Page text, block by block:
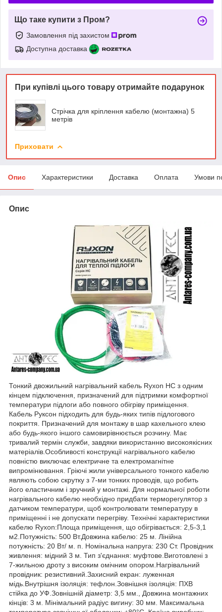
Що таке купити з Пром?
Замовлення під захистом
Доступна доставка
При купівлі цього товару отримайте подарунок
Стрічка для кріплення кабелю (монтажна) 5
метрів
Приховати
Опис Характеристики Доставка Оплата Умови
Опис
Тонкий двожильний нагрівальний кабель Ryxon HC з одним
кінцем підключення, призначений для підтримки комфортної
температури підлоги або повного обігріву приміщення.
Кабель Руксон підходить для будь-яких типів підлогового
покриття. Призначений для монтажу в шар кахельного клею
або будь-якого іншого самовирівнюється розчину. Має
тривалий термін служби, завдяки використанню високоякісних
матеріалів.Особливості конструкції нагрівального кабелю
повністю виключає електричне та електромагнітне
випромінювання. Гріючі жили універсального тонкого кабелю
являють собою скрутку з 7-ми тонких проводів, що робить
його еластичним і зручний у монтажі. Для нормальної роботи
нагрівального кабелю необхідно придбати терморегулятор з
датчиком температури, щоб контролювати температуру в
приміщенні і не допускати перегріву. Технічні характеристики
кабелю Ryxon:Площа приміщення, що обігрівається: 2,5-3,1
м2.Потужність: 500 Вт.Довжина кабелю: 25 м. Лінійна
потужність: 20 Вт/ м. п. Номінальна напруга: 230 Ст. Провідник
живлення: мідний 3 м. Тип з'єднання: муфтове.Виготовлені з
7-жильною дроту з високим омічним опором.Нагрівальний
провідник: резистивний.Захисний екран: луженная
мідь.Внутрішня ізоляція: тефлон.Зовнішня ізоляція: ПХВ
стійка до УФ.Зовнішній діаметр: 3,5 мм., Довжина монтажних
кінців: 3 м. Мінімальний радіус вигину: 30 мм. Максимальна